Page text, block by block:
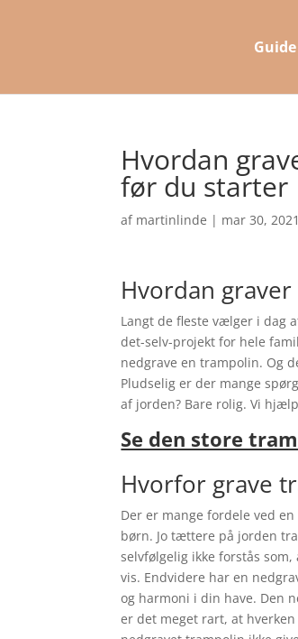
Guide
Hvordan
før du starter
af martinlinde | mar 30, 2021
Hvordan
Langt de fleste vælger i dag
det-selv-projekt for hele
nedgrave en trampolin. Og
Pludselig er der mange
af jorden? Bare rolig. Vi
Se den store
Hvorfor grave
Der er mange fordele ved
børn. Jo tættere på jorden
selvfølgelig ikke forstås
vis. Endvidere har en
og harmoni i din have. Den
er det meget rart, at